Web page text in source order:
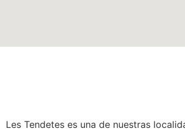
Les Tendetes es una de nuestras